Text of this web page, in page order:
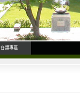
各類專區